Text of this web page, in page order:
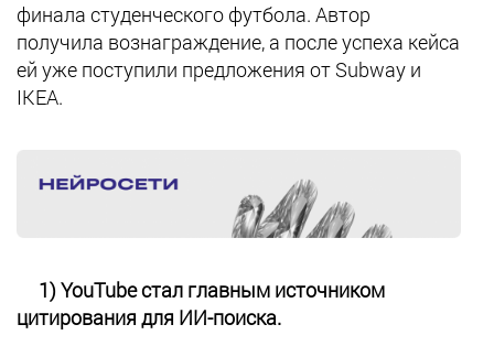
финала студенческого футбола. Автор
получила вознаграждение, а после успеха кейса
ей уже поступили предложения от Subway и
IKEA.
1) YouTube стал главным источником
цитирования для ИИ-поиска.